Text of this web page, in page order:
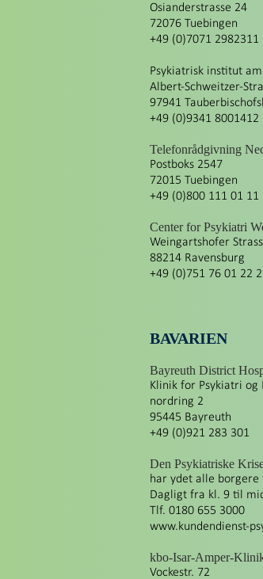
Osianderstrasse 24
72076 Tuebingen
+49 (0)7071 2982311
Psykiatrisk institut
Albert-Schweitzer-
97941
+49 (0)9341 8001412
Telefonrådgivning
Postboks 2547
72015 Tuebingen
+49 (0)800 111 01 11
Center for Psykiatri
Weingartshofer
88214 Ravensburg
+49 (0)751 76 01 22
BAVARIEN
Bayreuth District
Klinik for Psykiatri og
nordring 2
95445 Bayreuth
+49 (0)921 283 301
Den Psykiatriske
har ydet alle
Dagligt fra kl. 9 til
Tlf. 0180 655 3000
www.kundendienst-
kbo-Isar-Amper-
Vockestr. 72